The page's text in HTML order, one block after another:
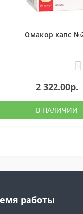
Омакор капс
2 322.00р.
В НАЛИЧИИ
работы